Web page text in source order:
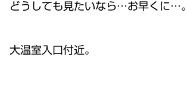
どうしても見たいなら…お早くに…。
大温室入口付近。